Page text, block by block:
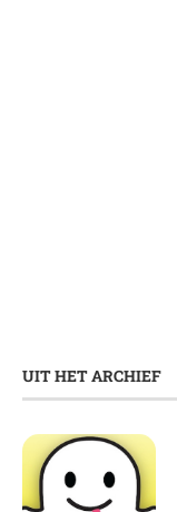
UIT HET ARCHIEF